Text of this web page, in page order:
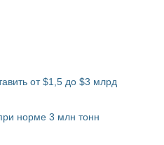
от $1,5 до $3 млрд
норме 3 млн тонн